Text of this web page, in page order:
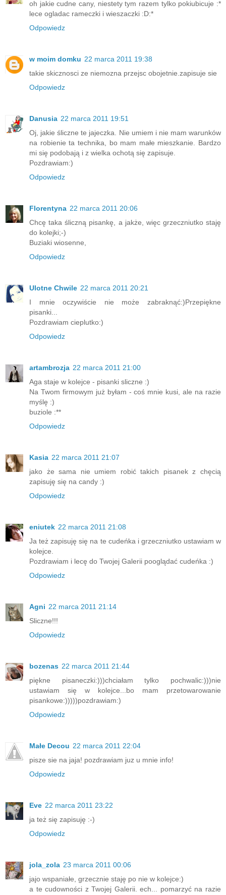
oh jakie cudne cany, niestety tym razem tylko pokiubicuje :*
lece ogladac rameczki i wieszaczki :D:*
Odpowiedz
w moim domku 22 marca 2011 19:38
takie skicznosci ze niemozna przejsc obojetnie.zapisuje sie
Odpowiedz
Danusia 22 marca 2011 19:51
Oj, jakie śliczne te jajeczka. Nie umiem i nie mam warunków
na robienie ta technika, bo mam małe mieszkanie. Bardzo
mi się podobają i z wielka ochotą się zapisuje.
Pozdrawiam:)
Odpowiedz
Florentyna 22 marca 2011 20:06
Chcę taka śliczną pisankę, a jakże, więc grzeczniutko staję
do kolejki;-)
Buziaki wiosenne,
Odpowiedz
Ulotne Chwile 22 marca 2011 20:21
I mnie oczywiście nie może zabraknąć:)Przepiękne
pisanki...
Pozdrawiam cieplutko:)
Odpowiedz
artambrozja 22 marca 2011 21:00
Aga staje w kolejce - pisanki sliczne :)
Na Twom firmowym już byłam - coś mnie kusi, ale na razie
myślę :)
buziole :**
Odpowiedz
Kasia 22 marca 2011 21:07
jako że sama nie umiem robić takich pisanek z chęcią
zapisuję się na candy :)
Odpowiedz
eniutek 22 marca 2011 21:08
Ja też zapisuję się na te cudeńka i grzeczniutko ustawiam w
kolejce.
Pozdrawiam i lecę do Twojej Galerii pooglądać cudeńka :)
Odpowiedz
Agni 22 marca 2011 21:14
Sliczne!!!
Odpowiedz
bozenas 22 marca 2011 21:44
piękne pisaneczki:)))chciałam tylko pochwalic:)))nie
ustawiam się w kolejce...bo mam przetowarowanie
pisankowe:)))))pozdrawiam:)
Odpowiedz
Małe Decou 22 marca 2011 22:04
pisze sie na jaja! pozdrawiam juz u mnie info!
Odpowiedz
Eve 22 marca 2011 23:22
ja też się zapisuję :-)
Odpowiedz
jola_zola 23 marca 2011 00:06
jajo wspaniałe, grzecznie staję po nie w kolejce:)
a te cudowności z Twojej Galerii. ech... pomarzyć na razie